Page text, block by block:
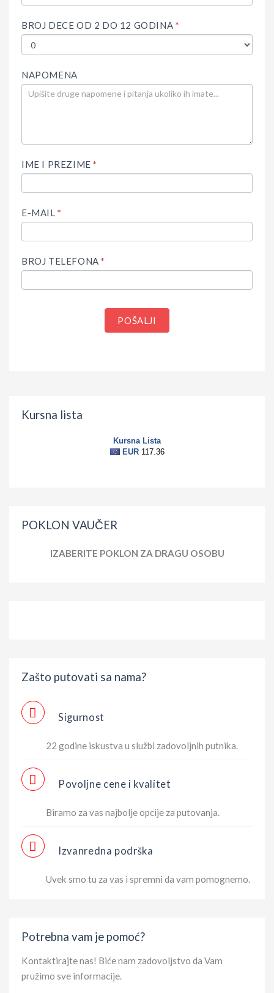
BROJ DECE OD 2 DO 12 GODINA *
NAPOMENA
IME I PREZIME*
E-MAIL*
BROJ TELEFONA*
POŠALJI
Kursna lista
POKLON VAUČER
IZABERITE POKLON ZA DRAGU OSOBU
Zašto putovati sa nama?
Sigurnost
22 godine iskustva u službi zadovoljnih putnika.
Povoljne cene i kvalitet
Biramo za vas najbolje opcije za putovanja.
Izvanredna podrška
Uvek smo tu za vas i spremni da vam pomognemo.
Potrebna vam je pomoć?
Kontaktirajte nas! Biće nam zadovoljstvo da Vam
pružimo sve informacije.